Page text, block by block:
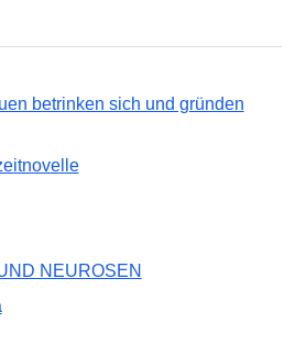
betrinken sich und gründen
NEUROSEN